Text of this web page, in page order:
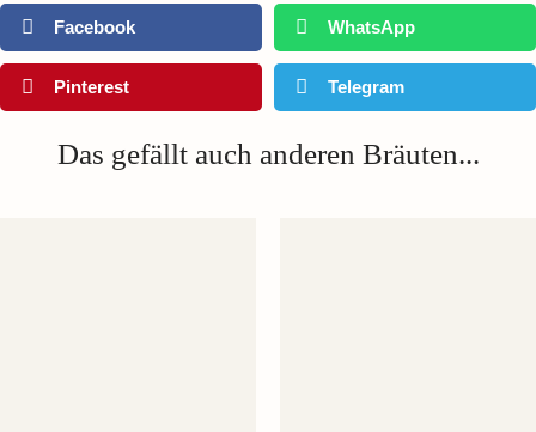
Facebook WhatsApp
Pinterest Telegram
Das gefällt auch anderen Bräuten...